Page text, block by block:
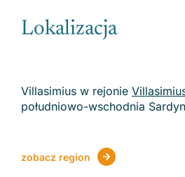
Lokalizacja
Villasimius w rejonie
południowo-wschodnia
zobacz region